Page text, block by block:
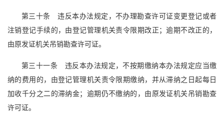
第三十条 违反本办法规定，不办理勘查许可证变更登记或者
注销登记手续的，由登记管理机关责令限期改正；逾期不改正的，
由原发证机关吊销勘查许可证。
第三十一条 违反本办法规定，不按期缴纳本办法规定应当缴
纳的费用的，由登记管理机关责令限期缴纳，并从滞纳之日起每日
加收千分之二的滞纳金；逾期仍不缴纳的，由原发证机关吊销勘查
许可证。